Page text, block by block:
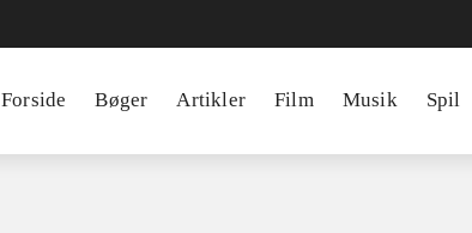
Forside Bøger Artikler Film Musik Spil